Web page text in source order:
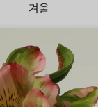
겨울